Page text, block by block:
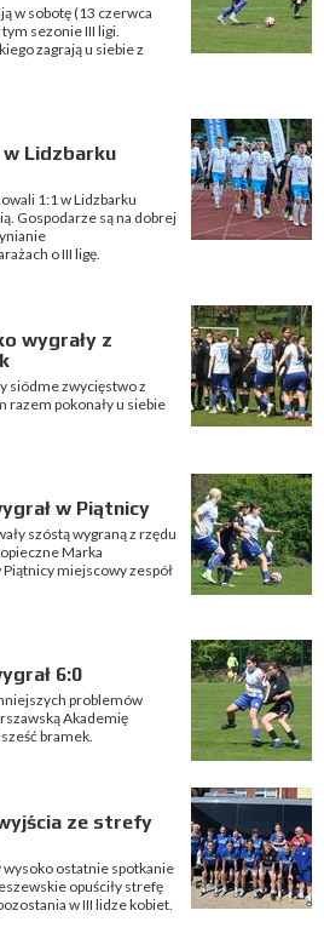
w sobotę (13 czerwca
sezonie III ligi.
zagrają u siebie z
w Lidzbarku
1:1 w Lidzbarku
Gospodarze są na dobrej
o III ligę.
wygrały z
siódme zwycięstwo z
razem pokonały u siebie
w Piątnicy
szóstą wygraną z rzędu
Marka
miejscowy zespół
6:0
problemów
Akademię
bramek.
ze strefy
wysoko ostatnie spotkanie
opuściły strefę
w III lidze kobiet.